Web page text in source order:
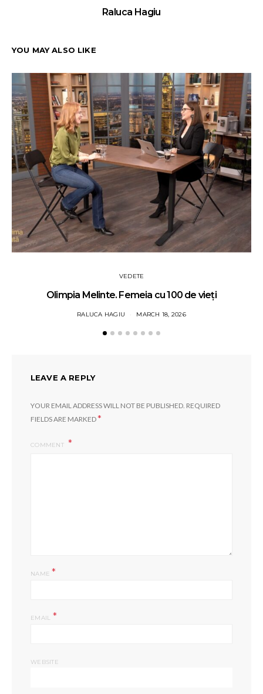
Raluca Hagiu
YOU MAY ALSO LIKE
VEDETE
Olimpia Melinte. Femeia cu 100 de vieți
RALUCA HAGIU MARCH 18, 2026
LEAVE A REPLY
YOUR EMAIL ADDRESS WILL NOT BE PUBLISHED. REQUIRED
FIELDS ARE MARKED*
COMMENT
NAME*
EMAIL *
WEBSITE